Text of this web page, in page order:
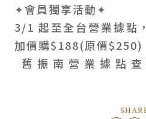
✦會員獨享活動✦
3/1 起至全台營業據點
加價購$188(原價$250)
舊 振 南 營 業 據 點 查